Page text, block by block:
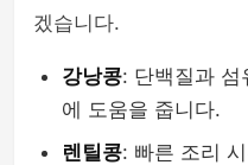
겠습니다.
강낭콩: 단백질과 섬
에 도움을 줍니다.
렌틸콩: 빠른 조리